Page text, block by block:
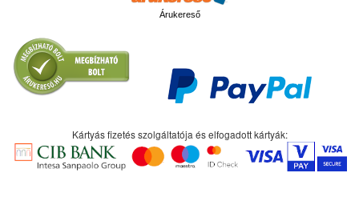
Árukereső
Kártyás fizetés szolgáltatója és elfogadott kártyák: